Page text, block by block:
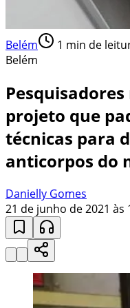
Belém 1 min de
Belém
projeto que
técnicas para
anticorpos do
Danielly Gomes
21 de junho de 2021 às